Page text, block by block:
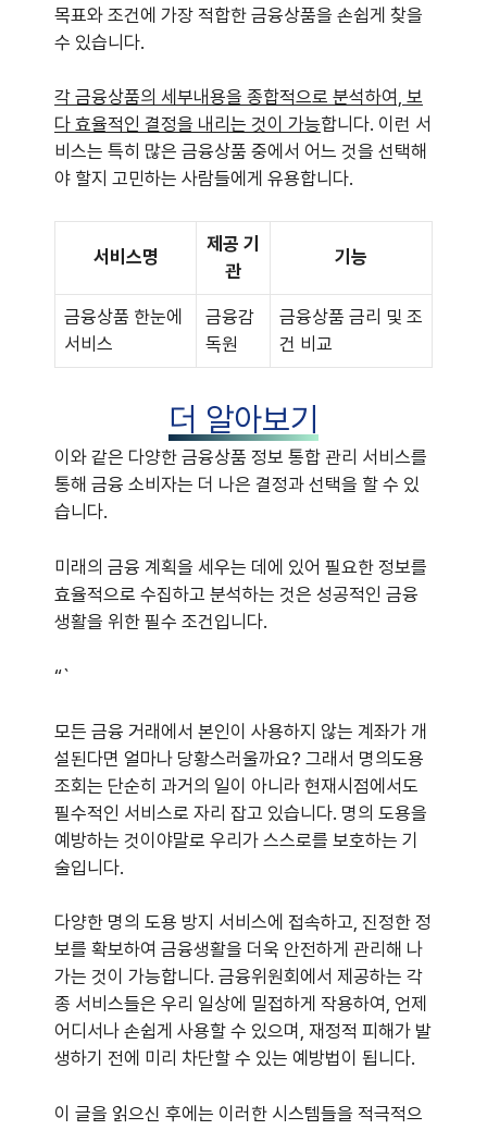
목표와 조건에 가장 적합한 금융상품을 손쉽게 찾을
수 있습니다.
각 금융상품의 세부내용을 종합적으로 분석하여, 보
다 효율적인 결정을 내리는 것이 가능합니다. 이런 서
비스는 특히 많은 금융상품 중에서 어느 것을 선택해
야 할지 고민하는 사람들에게 유용합니다.
서비스명
제공 기
관
기능
금융상품 한눈에
서비스
금융감
독원
금융상품 금리 및 조
건 비교
더 알아보기
이와 같은 다양한 금융상품 정보 통합 관리 서비스를
통해 금융 소비자는 더 나은 결정과 선택을 할 수 있
습니다.
미래의 금융 계획을 세우는 데에 있어 필요한 정보를
효율적으로 수집하고 분석하는 것은 성공적인 금융
생활을 위한 필수 조건입니다.
“`
모든 금융 거래에서 본인이 사용하지 않는 계좌가 개
설된다면 얼마나 당황스러울까요? 그래서 명의도용
조회는 단순히 과거의 일이 아니라 현재시점에서도
필수적인 서비스로 자리 잡고 있습니다. 명의 도용을
예방하는 것이야말로 우리가 스스로를 보호하는 기
술입니다.
다양한 명의 도용 방지 서비스에 접속하고, 진정한 정
보를 확보하여 금융생활을 더욱 안전하게 관리해 나
가는 것이 가능합니다. 금융위원회에서 제공하는 각
종 서비스들은 우리 일상에 밀접하게 작용하여, 언제
어디서나 손쉽게 사용할 수 있으며, 재정적 피해가 발
생하기 전에 미리 차단할 수 있는 예방법이 됩니다.
이 글을 읽으신 후에는 이러한 시스템들을 적극적으